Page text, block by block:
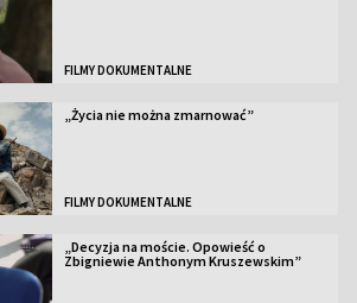
FILMY DOKUMENTALNE
„Życia nie można zmarnować”
FILMY DOKUMENTALNE
„Decyzja na moście. Opowieść o
Zbigniewie Anthonym Kruszewskim”